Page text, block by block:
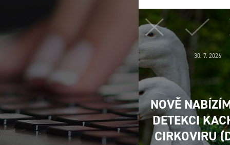
30. 7. 2026
NOVĚ
DETEKCI
CIRKOVIRU